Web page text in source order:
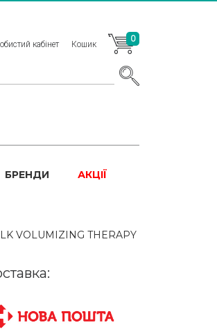
Кошик
0
кабінет
БРЕНДИ АКЦІЇ
THERAPY